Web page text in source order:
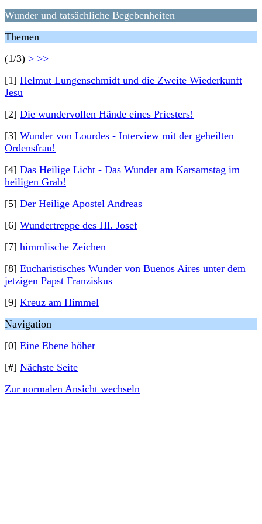
Wunder und tatsächliche Begebenheiten
Themen
(1/3) > >>
[1] Helmut Lungenschmidt und die Zweite Wiederkunft
Jesu
[2] Die wundervollen Hände eines Priesters!
[3] Wunder von Lourdes - Interview mit der geheilten
Ordensfrau!
[4] Das Heilige Licht - Das Wunder am Karsamstag im
heiligen Grab!
[5] Der Heilige Apostel Andreas
[6] Wundertreppe des Hl. Josef
[7] himmlische Zeichen
[8] Eucharistisches Wunder von Buenos Aires unter dem
jetzigen Papst Franziskus
[9] Kreuz am Himmel
Navigation
[0] Eine Ebene höher
[#] Nächste Seite
Zur normalen Ansicht wechseln